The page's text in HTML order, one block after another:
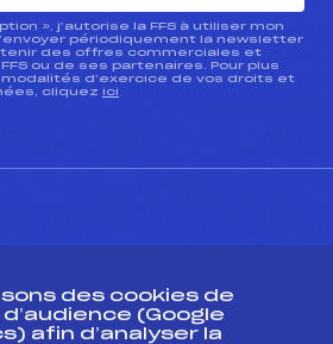
», j’autorise la FFS à utiliser mon
périodiquement la newsletter
des offres commerciales et
ou de ses partenaires. Pour plus
modalités d’exercice de vos droits et
cliquez ici
des cookies de
(Google
afin d’analyser la